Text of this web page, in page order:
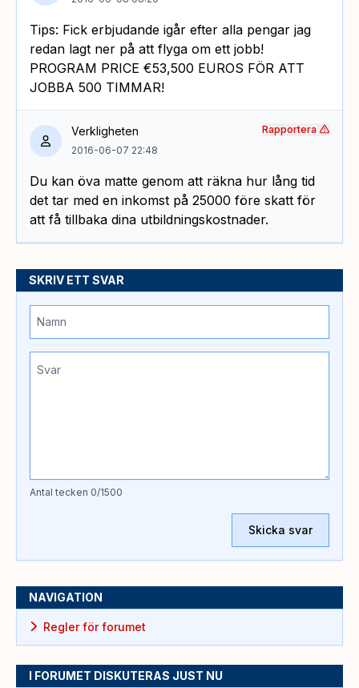
Tips: Fick erbjudande igår efter alla pengar jag
redan lagt ner på att flyga om ett jobb!
PROGRAM PRICE €53,500 EUROS FÖR ATT
JOBBA 500 TIMMAR!
Verkligheten
2016-06-07 22:48
Du kan öva matte genom att räkna hur lång tid
det tar med en inkomst på 25000 före skatt för
att få tillbaka dina utbildningskostnader.
Rapportera
SKRIV ETT SVAR
Antal tecken 0/1500
Skicka svar
NAVIGATION
Regler för forumet
I FORUMET DISKUTERAS JUST NU